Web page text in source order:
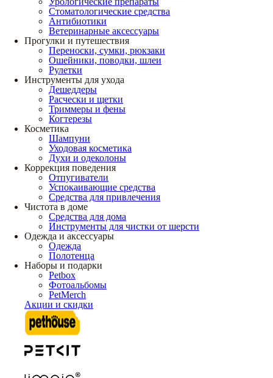
Стоматологические средства
Антибиотики
Ветеринарные аксессуары
Прогулки и путешествия
Переноски, сумки, рюкзаки
Ошейники, поводки, шлеи
Рулетки
Инструменты для ухода
Дешеддеры
Расчески и щетки
Триммеры и фены
Когтерезы
Косметика
Шампуни
Уходовая косметика
Духи и одеколоны
Коррекция поведения
Отпугиватели
Успокаивающие средства
Средства для привлечения
Чистота в доме
Средства для дома
Инструменты для чистки от шерсти
Одежда и аксессуары
Одежда
Полотенца
Наборы и подарки
Petbox
Фотоальбомы
PetMerch
Акции и скидки